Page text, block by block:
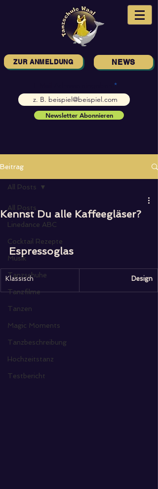
ZUR ANMELDUNG NEWS
Newsletter Abonnieren
Beitrag
All Posts
Linedance ABC
Cocktail Rezepte
Musik
Tanzschuhe
Tanzfilme
Tanzen
Magic Moments
Tanzbeschreibung
Hochzeitstanz
Testbericht
All Posts
Kennst Du alle Kaffeegläser?
Espressoglas
Klassisch Design